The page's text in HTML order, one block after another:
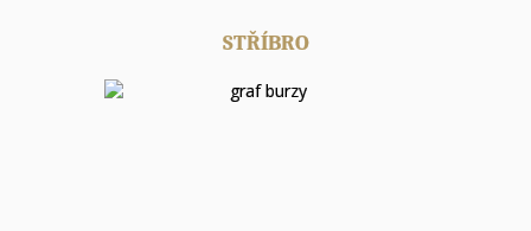
STŘÍBRO